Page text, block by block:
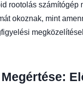
rootolás számítógép
okoznak, mint